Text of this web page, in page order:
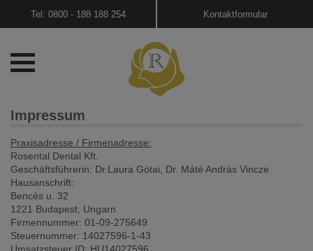
Tel: 0800 - 188 188 254 Kontaktformular
Impressum
Praxisadresse / Firmenadresse:
Rosental Dental Kft.
Geschäftsführerin: Dr.Laura Gótai, Dr. Máté András Vincze
Hausanschrift:
Bencés u. 32
1221 Budapest, Ungarn
Firmennummer: 01-09-275649
Steuernummer: 14027596-1-43